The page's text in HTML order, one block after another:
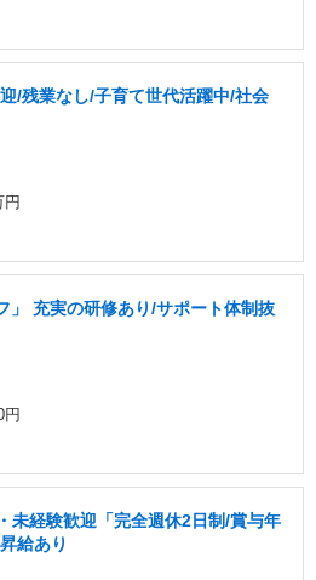
/残業なし/子育て世代活躍中/社会
円
」 充実の研修あり/サポート体制抜
円
未経験歓迎「完全週休2日制/賞与年
給あり